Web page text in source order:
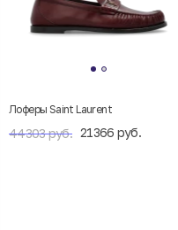
Лоферы Saint Laurent
44303 руб. 21366 руб.